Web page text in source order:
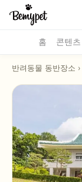
홈 콘텐츠
반려동물 동반장소 ›